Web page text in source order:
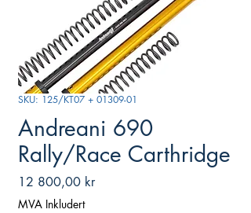
SKU: 125/KT07 + 01309-01
Andreani 690
Rally/Race Carthridge
12 800,00 krPris
MVA Inkludert